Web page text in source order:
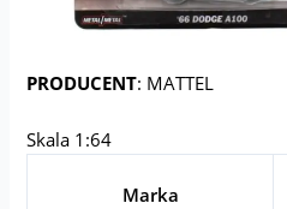
PRODUCENT: MATTEL
Skala 1:64
Marka